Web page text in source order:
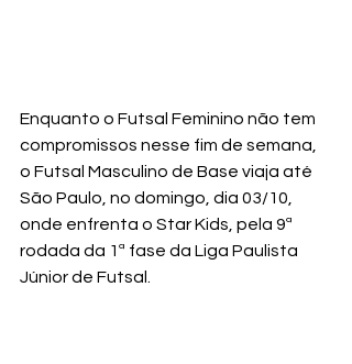
Enquanto o Futsal Feminino não tem
compromissos nesse fim de semana,
o Futsal Masculino de Base viaja até
São Paulo, no domingo, dia 03/10,
onde enfrenta o Star Kids, pela 9ª
rodada da 1ª fase da Liga Paulista
Júnior de Futsal.